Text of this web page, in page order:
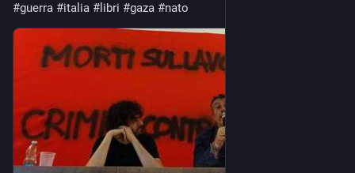
#guerra #italia # libri #gaza #nato